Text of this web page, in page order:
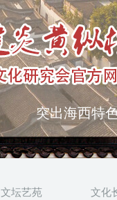
突出海西特
弘扬优秀文
文坛艺苑 文化